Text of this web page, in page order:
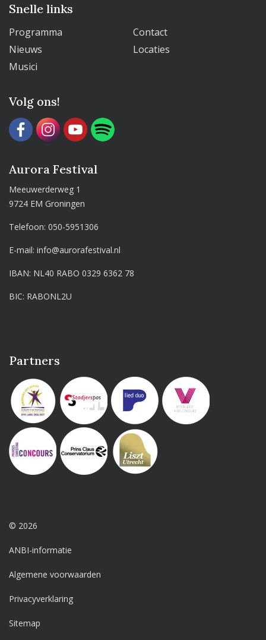
Snelle links
Programma
Contact
Nieuws
Locaties
Musici
Volg ons!
Aurora Festival
Meeuwerderweg 1
9724 EM Groningen
Telefoon:050-5951306
E-mail:info@aurorafestival.nl
IBAN: NL40 RABO 0329 6362 78
BIC: RABONL2U
Partners
© 2026
ANBI-informatie
Algemene voorwaarden
Privacyverklaring
Sitemap